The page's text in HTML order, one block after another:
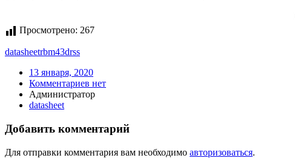
Просмотрено: 267
datasheetrbm43drss
13 января, 2020
Комментариев нет
Администратор
datasheet
Добавить комментарий
Для отправки комментария вам необходимо авторизоваться.